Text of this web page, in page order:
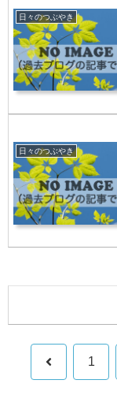
日々のつぶやき
日々のつぶやき
前 1